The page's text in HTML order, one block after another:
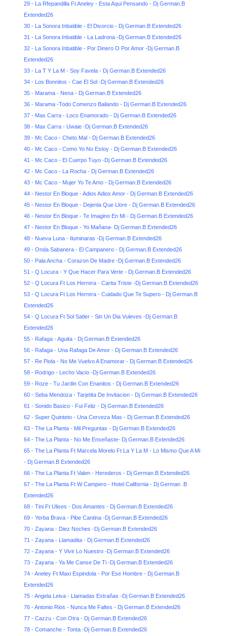
29 - La Rfepandilla Ft Aneley - Esta Aqui Pensando - Dj German.B
Extended26
30 - La Sonora Inbatible - El Divorcio - Dj German.B Extended26
31 - La Sonora Inbatible - La Ladrona -Dj German.B Extended26
32 - La Sonora Inbatible - Por Dinero O Por Amor -Dj German.B
Extended26
33 - La T Y La M - Soy Favela - Dj German.B Extended26
34 - Los Bonnitos - Cae El Sol -Dj German.B Extended26
35 - Marama - Nena - Dj German.B Extended26
36 - Marama -Todo Comenzo Bailando - Dj German.B Extended26
37 - Max Carra - Loco Enamorado - Dj German.B Extended26
38 - Max Carra - Uwaie -Dj German.B Extended26
39 - Mc Caco - Cheto Mal - Dj German.B Extended26
40 - Mc Caco - Como Yo No Estoy - Dj German.B Extended26
41 - Mc Caco - El Cuerpo Tuyo -Dj German.B Extended26
42 - Mc Caco - La Rocha - Dj German.B Extended26
43 - Mc Caco - Mujer Yo Te Amo - Dj German.B Extended26
44 - Nestor En Bloque - Adios Adios Amor - Dj German.B Extended26
45 - Nestor En Bloque - Dejenla Que Llore - Dj German.B Extended26
46 - Nestor En Bloque - Te Imagino En Mi - Dj German.B Extended26
47 - Nestor En Bloque - Yo Mañana- Dj German.B Extended26
48 - Nueva Luna - Iluminaras -Dj German.B Extended26
49 - Onda Sabanera - El Campanero - Dj German.B Extended26
50 - Pala Ancha - Corazon De Madre -Dj German.B Extended26
51 - Q Locura - Y Que Hacer Para Verte - Dj German.B Extended26
52 - Q Locura Ft Los Herrera - Carita Triste -Dj German.B Extended26
53 - Q Locura Ft Los Herrera - Cuidado Que Te Supero - Dj German.B
Extended26
54 - Q Locura Ft Sol Satler - Sin Un Dia Vuleves -Dj German.B
Extended26
55 - Rafaga - Aguita - Dj German.B Extended26
56 - Rafaga - Una Rafaga De Amor - Dj German.B Extended26
57 - Re Piola - No Me Vuelvo A Enamorar - Dj German.B Extended26
58 - Rodrigo - Lecho Vacio -Dj German.B Extended26
59 - Roze - Tu Jardin Con Enanitos - Dj German.B Extended26
60 - Seba Mendoza - Tarjetita De Invitacion - Dj German.B Extended26
61 - Sonido Basico - Fui Feliz - Dj German.B Extended26
62 - Super Quinteto - Una Cerveza Mas - Dj German.B Extended26
63 - The La Planta - Mil Preguntas - Dj German.B Extended26
64 - The La Planta - No Me Enseñaste- Dj German.B Extended26
65 - The La Planta Ft Marcela Morelo Ft La Y La M - Lo Mismo Que A Mi
- Dj German.B Extended26
66 - The La Planta Ft Valen - Herederos - Dj German.B Extended26
67 - The La Planta Ft W Campero - Hotel California - Dj German .B
Extended26
68 - Tini Ft Ulises - Dos Amantes - Dj German.B Extended26
69 - Yerba Brava - Pibe Cantina -Dj German.B Extended26
70 - Zayana - Diez Noches -Dj German.B Extended26
71 - Zayana - Llamadita - Dj German.B Extended26
72 - Zayana - Y Vivir Lo Nuestro -Dj German.B Extended26
73 - Zayana - Ya Me Canse De Ti -Dj German.B Extended26
74 - Aneley Ft Maxi Espindola - Por Ese Hombre - Dj German.B
Extended26
75 - Angela Leiva - Llamadas Extrañas -Dj German.B Extended26
76 - Antonio Rios - Nunca Me Faltes - Dj German.B Extended26
77 - Cazzu - Con Otra - Dj German.B Extended26
78 - Comanche - Tonta -Dj German.B Extended26